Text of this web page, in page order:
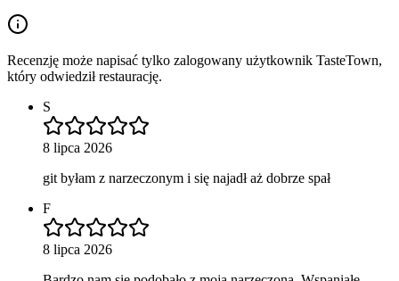
Recenzję może napisać tylko zalogowany użytkownik TasteTown,
który odwiedził restaurację.
S
8 lipca 2026
git byłam z narzeczonym i się najadł aż dobrze spał
F
8 lipca 2026